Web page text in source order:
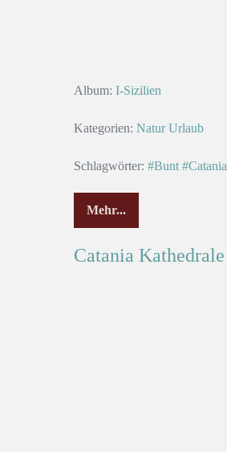
Album: I-Sizilien
Kategorien: Natur Urlaub
Schlagwörter: #Bunt #Catania
Mehr...
Catania Kathedrale